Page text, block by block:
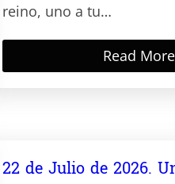
reino, uno a tu…
Read More
22 de Julio de 2026.